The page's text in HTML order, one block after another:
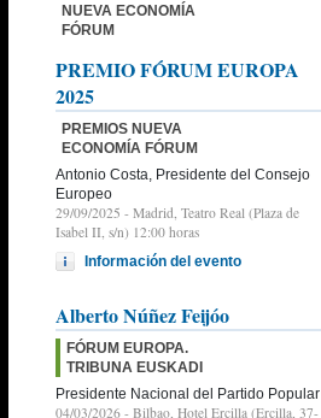
NUEVA ECONOMÍA
FÓRUM
PREMIO FÓRUM EUROPA
2025
PREMIOS NUEVA
ECONOMÍA FÓRUM
Antonio Costa, Presidente del Consejo
Europeo
29/09/2025 - Madrid, Teatro Real (Plaza de
Isabel II, s/n) 12:00 horas
Información del evento
Alberto Núñez Feijóo
FÓRUM EUROPA.
TRIBUNA EUSKADI
Presidente Nacional del Partido Popular
04/03/2026 - Bilbao, Hotel Ercilla (Ercilla, 37-